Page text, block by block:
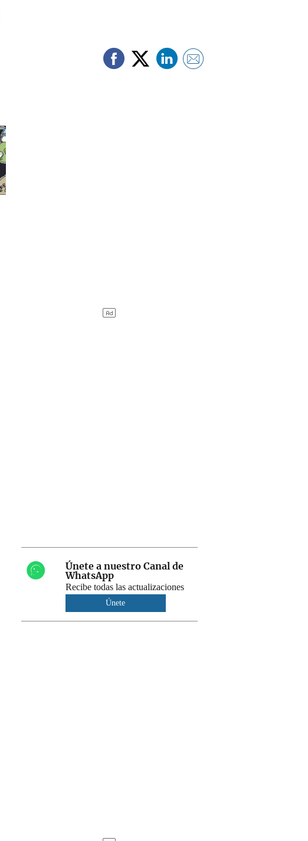
Únete a nuestro Canal de
WhatsApp
Recibe todas las actualizaciones
Únete